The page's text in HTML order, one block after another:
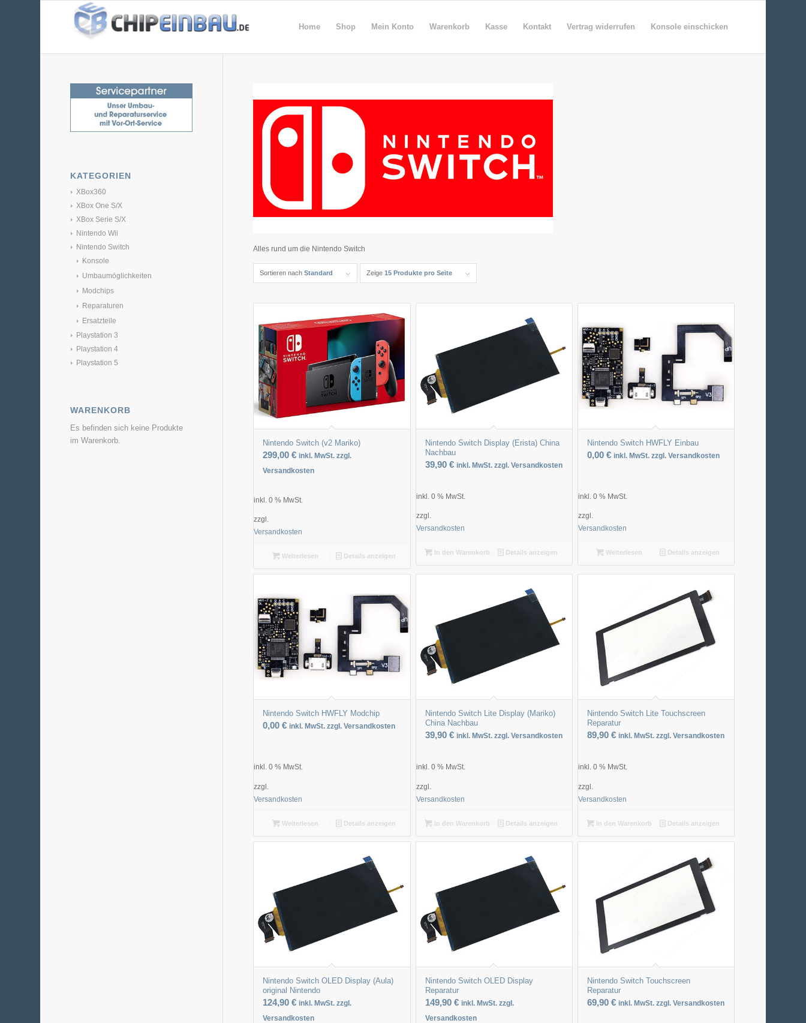
Home Shop Mein Konto Warenkorb Kasse Kontakt Vertrag widerrufen Konsole einschicken
Alles rund um die Nintendo Switch
Sortieren nachStandard Zeige15 Produkte pro Seite
Nintendo Switch (v2 Mariko)
299,00€ inkl. MwSt. zzgl.
Versandkosten
inkl. 0 % MwSt.
zzgl.
Versandkosten
Weiterlesen Details anzeigen
Nintendo Switch Display (Erista) China
Nachbau
39,90 € inkl. MwSt. zzgl. Versandkosten
inkl. 0 % MwSt.
zzgl.
Versandkosten
In den Warenkorb Details anzeigen
Nintendo Switch HWFLY Einbau
0,00 € inkl. MwSt. zzgl. Versandkosten
inkl. 0 % MwSt.
zzgl.
Versandkosten
Weiterlesen Details anzeigen
Nintendo Switch HWFLY Modchip
0,00€ inkl. MwSt. zzgl. Versandkosten
inkl. 0 % MwSt.
zzgl.
Versandkosten
Weiterlesen Details anzeigen
Nintendo Switch Lite Display (Mariko)
China Nachbau
39,90 € inkl. MwSt. zzgl. Versandkosten
inkl. 0 % MwSt.
zzgl.
Versandkosten
In den Warenkorb Details anzeigen
Nintendo Switch Lite Touchscreen
Reparatur
89,90 € inkl. MwSt. zzgl. Versandkosten
inkl. 0 % MwSt.
zzgl.
Versandkosten
In den Warenkorb Details anzeigen
Nintendo Switch OLED Display (Aula)
original Nintendo
124,90€ inkl. MwSt. zzgl.
Versandkosten
Nintendo Switch OLED Display
Reparatur
149,90 € inkl. MwSt. zzgl.
Versandkosten
Nintendo Switch Touchscreen
Reparatur
69,90 € inkl. MwSt. zzgl. Versandkosten
KATEGORIEN
XBox360
XBox One S/X
XBox Serie S/X
Nintendo Wii
Nintendo Switch
Konsole
Umbaumöglichkeiten
Modchips
Reparaturen
Ersatzteile
Playstation 3
Playstation 4
Playstation 5
WARENKORB
Es befinden sich keine Produkte
im Warenkorb.